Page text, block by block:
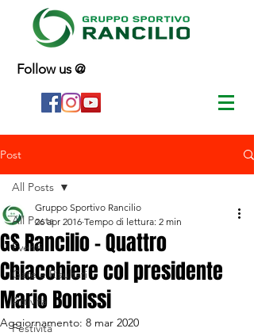
Follow us @
Post
All Posts
Eventi
Gare e Risultati
Attività
Festività
All Posts
GS Rancilio - Quattro
Chiacchiere col presidente
Mario Bonissi
Gruppo Sportivo Rancilio
26 apr 2016 Tempo di lettura: 2 min
Aggiornamento: 8 mar 2020